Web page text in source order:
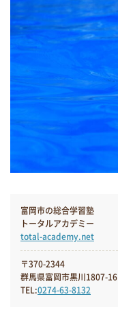
富岡市の総合学習塾
トータルアカデミー
total-academy.net
〒370-2344
群馬県富岡市黒川1807-16
TEL:0274-63-8132